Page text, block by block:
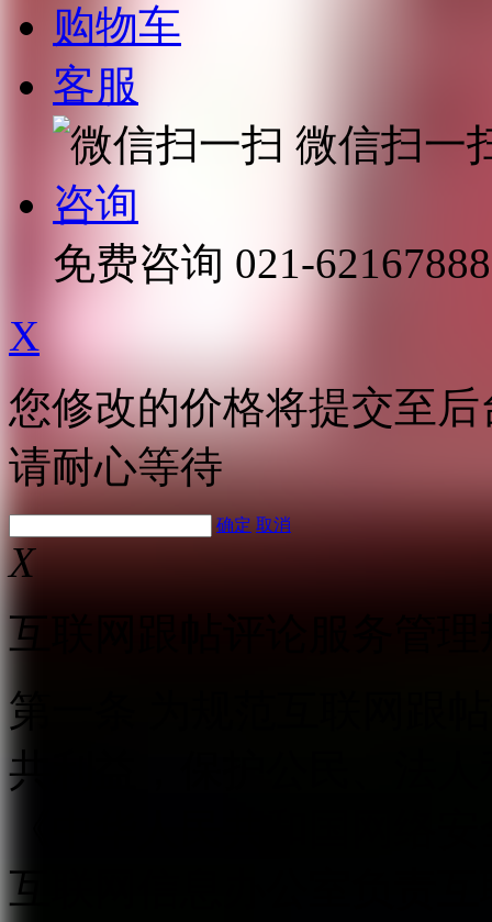
购物车
客服
微信扫一
咨询
免费咨询 021-62167888
X
您修改的价格将提交至
请耐心等待
确定 取消
X
互联网跟帖评论服务管理
第一条 为规范互联网跟
共利益，保护公民、法
互联网信息办公室负责